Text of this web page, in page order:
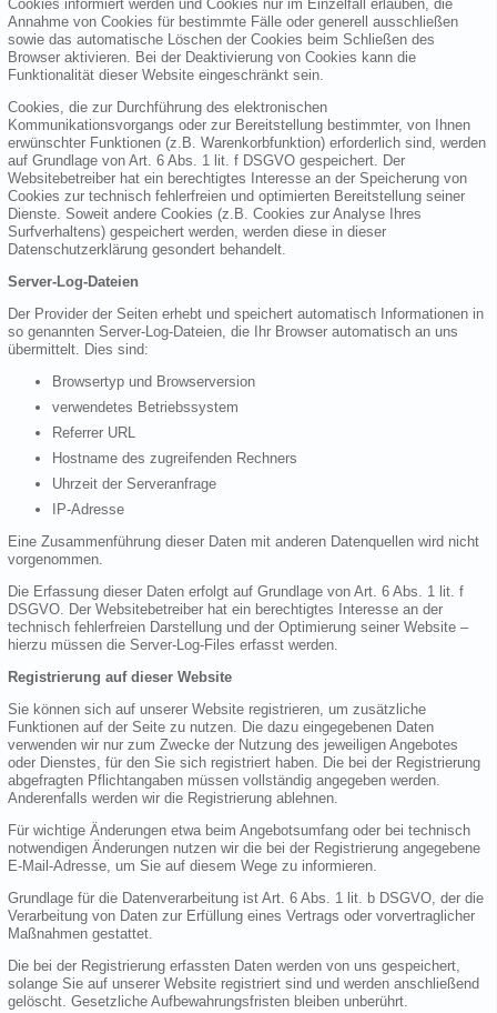
Cookies informiert werden und Cookies nur im Einzelfall erlauben, die
Annahme von Cookies für bestimmte Fälle oder generell ausschließen
sowie das automatische Löschen der Cookies beim Schließen des
Browser aktivieren. Bei der Deaktivierung von Cookies kann die
Funktionalität dieser Website eingeschränkt sein.
Cookies, die zur Durchführung des elektronischen
Kommunikationsvorgangs oder zur Bereitstellung bestimmter, von Ihnen
erwünschter Funktionen (z.B. Warenkorbfunktion) erforderlich sind, werden
auf Grundlage von Art. 6 Abs. 1 lit. f DSGVO gespeichert. Der
Websitebetreiber hat ein berechtigtes Interesse an der Speicherung von
Cookies zur technisch fehlerfreien und optimierten Bereitstellung seiner
Dienste. Soweit andere Cookies (z.B. Cookies zur Analyse Ihres
Surfverhaltens) gespeichert werden, werden diese in dieser
Datenschutzerklärung gesondert behandelt.
Server-Log-Dateien
Der Provider der Seiten erhebt und speichert automatisch Informationen in
so genannten Server-Log-Dateien, die Ihr Browser automatisch an uns
übermittelt. Dies sind:
Browsertyp und Browserversion
verwendetes Betriebssystem
Referrer URL
Hostname des zugreifenden Rechners
Uhrzeit der Serveranfrage
IP-Adresse
Eine Zusammenführung dieser Daten mit anderen Datenquellen wird nicht
vorgenommen.
Die Erfassung dieser Daten erfolgt auf Grundlage von Art. 6 Abs. 1 lit. f
DSGVO. Der Websitebetreiber hat ein berechtigtes Interesse an der
technisch fehlerfreien Darstellung und der Optimierung seiner Website –
hierzu müssen die Server-Log-Files erfasst werden.
Registrierung auf dieser Website
Sie können sich auf unserer Website registrieren, um zusätzliche
Funktionen auf der Seite zu nutzen. Die dazu eingegebenen Daten
verwenden wir nur zum Zwecke der Nutzung des jeweiligen Angebotes
oder Dienstes, für den Sie sich registriert haben. Die bei der Registrierung
abgefragten Pflichtangaben müssen vollständig angegeben werden.
Anderenfalls werden wir die Registrierung ablehnen.
Für wichtige Änderungen etwa beim Angebotsumfang oder bei technisch
notwendigen Änderungen nutzen wir die bei der Registrierung angegebene
E-Mail-Adresse, um Sie auf diesem Wege zu informieren.
Grundlage für die Datenverarbeitung ist Art. 6 Abs. 1 lit. b DSGVO, der die
Verarbeitung von Daten zur Erfüllung eines Vertrags oder vorvertraglicher
Maßnahmen gestattet.
Die bei der Registrierung erfassten Daten werden von uns gespeichert,
solange Sie auf unserer Website registriert sind und werden anschließend
gelöscht. Gesetzliche Aufbewahrungsfristen bleiben unberührt.